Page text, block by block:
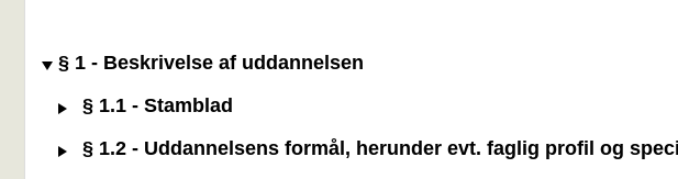
§ 1 - Beskrivelse af uddannelsen
§ 1.1 - Stamblad
§ 1.2 - Uddannelsens formål, herunder evt. faglig profil og